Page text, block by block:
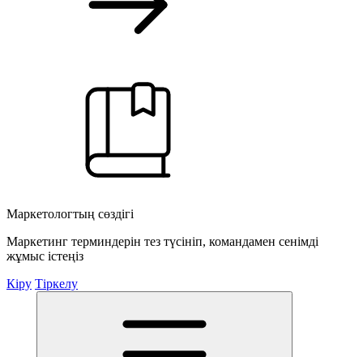
Маркетологтың сөздігі
Маркетинг терминдерін тез түсініп, командамен сенімді
жұмыс істеңіз
Кіру Тіркелу